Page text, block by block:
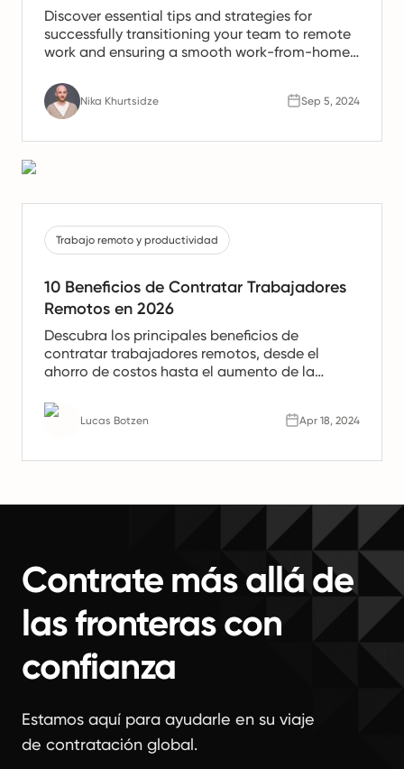
Discover essential tips and strategies for
successfully transitioning your team to remote
work and ensuring a smooth work-from-home
Nika Khurtsidze Sep 5, 2024
Trabajo remoto y productividad
10 Beneficios de Contratar Trabajadores
Remotos en 2026
Descubra los principales beneficios de
contratar trabajadores remotos, desde el
ahorro de costos hasta el aumento de la
remotos son el futuro del trabajo.
Lucas Botzen Apr 18, 2024
Contrate más allá de
las fronteras con
confianza
Estamos aquí para ayudarle en su viaje
de contratación global.